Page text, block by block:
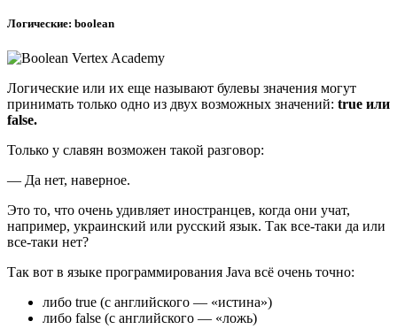
Логические: boolean
Логические или их еще называют булевы значения могут
принимать только одно из двух возможных значений: true или
false.
Только у славян возможен такой разговор:
— Да нет, наверное.
Это то, что очень удивляет иностранцев, когда они учат,
например, украинский или русский язык. Так все-таки да или
все-таки нет?
Так вот в языке программирования Java всё очень точно:
либо true (с английского — «истина»)
либо false (с английского — «ложь)